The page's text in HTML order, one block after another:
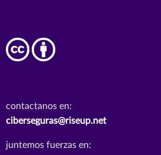
contactanos en:
ciberseguras@riseup.net
juntemos fuerzas en: